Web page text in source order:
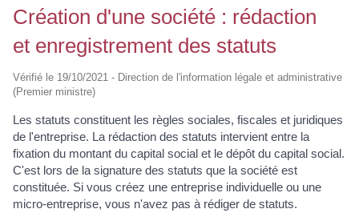
Création d'une société : rédaction
et enregistrement des statuts
Vérifié le 19/10/2021 - Direction de l'information légale et administrative
(Premier ministre)
Les statuts constituent les règles sociales, fiscales et juridiques
de l'entreprise. La rédaction des statuts intervient entre la
fixation du montant du capital social et le dépôt du capital social.
C'est lors de la signature des statuts que la société est
constituée. Si vous créez une entreprise individuelle ou une
micro-entreprise, vous n'avez pas à rédiger de statuts.